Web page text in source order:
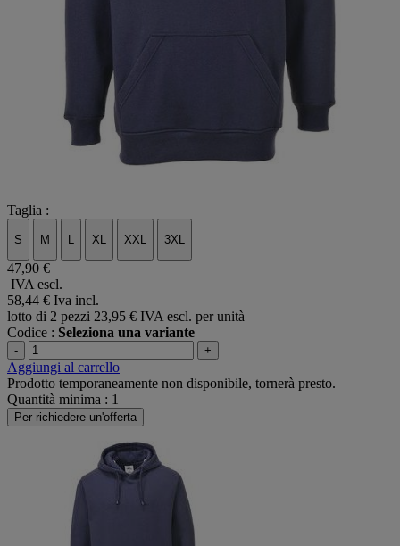
Taglia :
S M L XL XXL 3XL
47,90 €
IVA escl.
58,44 € Iva incl.
lotto di 2 pezzi 23,95 € IVA escl. per unità
Codice : Seleziona una variante
- +
Aggiungi al carrello
Prodotto temporaneamente non disponibile, tornerà presto.
Quantità minima : 1
Per richiedere un'offerta